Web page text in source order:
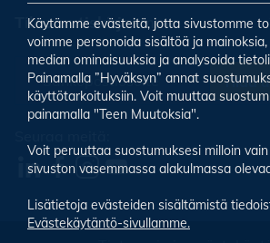
Tilaa uutiskirjeemme
Tilaa
Käytämme evästeitä, jotta sivustomme
voimme personoida sisältöä ja
median ominaisuuksia ja analysoida
Painamalla ”Hyväksyn” annat
käyttötarkoituksiin. Voit muuttaa
painamalla "Teen Muutoksia".
Voit peruuttaa suostumuksesi milloin
sivuston vasemmassa alakulmassa
Lisätietoja evästeiden sisältämistä
Evästekäytäntö-sivullamme.